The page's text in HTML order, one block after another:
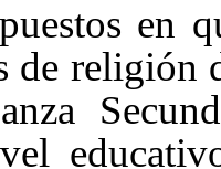
en
de